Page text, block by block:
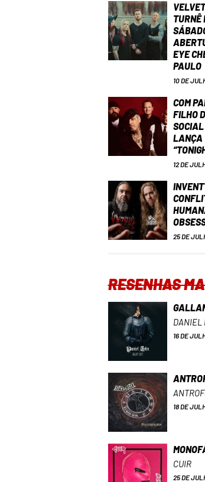
TURNÊ
EYE
PAULO
10 DE
COM
FILHO
LANÇA
12 DE
25 DE
RESENHAS
DANIEL
16 DE
18 DE
CUIR
25 DE